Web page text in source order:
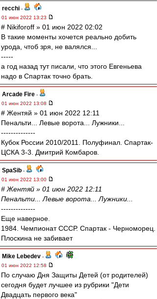
recchi -
01 июн 2022 13:23
# Nikiforoff » 01 июн 2022 02:02
В такие моменты хочется реально добить
урода, чтоб зря, не валялся...
-----
а год назад тут писали, что этого Евгеньева
надо в Спартак точно брать.
Arcade Fire -
01 июн 2022 13:08
# Жентяй » 01 июн 2022 12:11
Пенальти... Левые ворота... Лужники...
--------------
Кубок России 2010/2011. Полуфинал. Спартак-
ЦСКА 3-3. Дмитрий Комбаров.
SpaSib -
01 июн 2022 13:00
# Жентяй » 01 июн 2022 12:11
Пенальти... Левые ворота... Лужники...
--------------
Еще наверное.
1984. Чемпионат СССР. Спартак - Черноморец.
Плоскина не забивает
Mike Lebedev -
01 июн 2022 12:58
По случаю Дня Защиты Детей (от родителей)
сегодня будет лучшее из рубрики "Дети
Двадцать первого века"